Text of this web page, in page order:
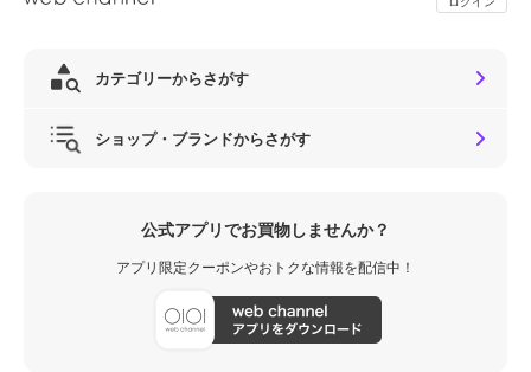
カテゴリーからさがす
ショップ・ブランドからさがす
公式アプリでお買物しませんか？
アプリ限定クーポンやおトクな情報を配信中！